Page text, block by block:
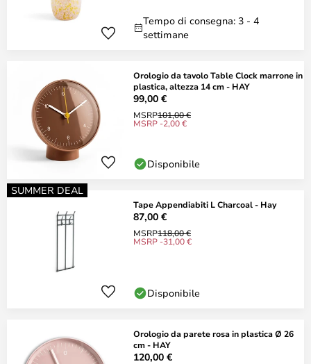
Tempo di consegna: 3 - 4
settimane
Orologio da tavolo Table Clock marrone in
plastica, altezza 14 cm - HAY
99,00 €
MSRP101,00 €
MSRP -2,00 €
Disponibile
SUMMER DEAL
Tape Appendiabiti L Charcoal - Hay
87,00 €
MSRP118,00 €
MSRP -31,00 €
Disponibile
Orologio da parete rosa in plastica Ø 26
cm - HAY
120,00 €